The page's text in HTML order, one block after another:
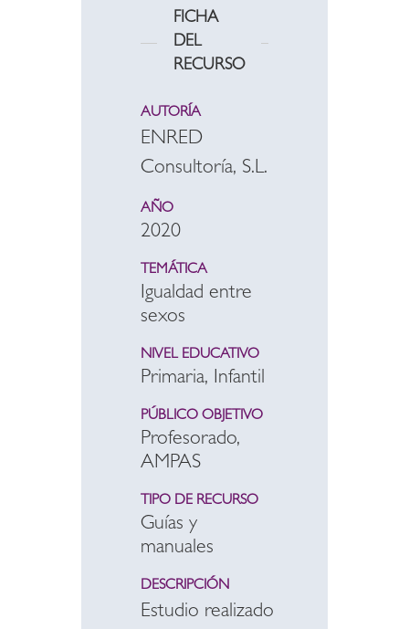
FICHA
DEL
RECURSO
AUTORÍA
ENRED
Consultoría, S.L.
AÑO
2020
TEMÁTICA
Igualdad entre
sexos
NIVEL EDUCATIVO
Primaria, Infantil
PÚBLICO OBJETIVO
Profesorado,
AMPAS
TIPO DE RECURSO
Guías y
manuales
DESCRIPCIÓN
Estudio realizado